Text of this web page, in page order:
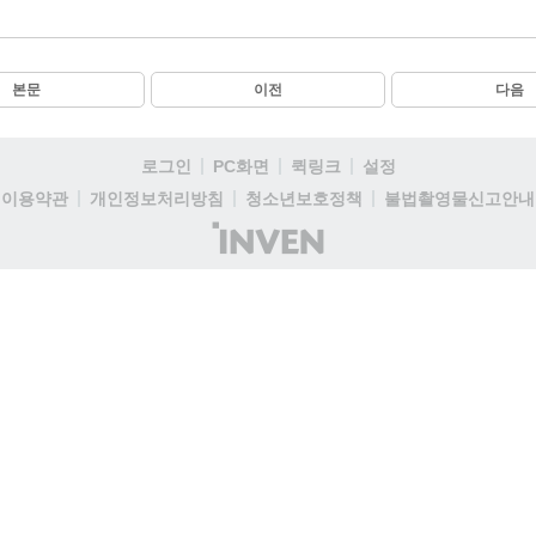
본문 이전 다음
로그인 PC화면 퀵링크
설정
이용약관
개인정보처리방침 청소년보호정책
불법촬영물신고안내
(주)
인